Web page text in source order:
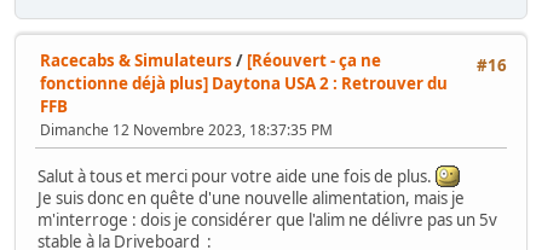
#16
Racecabs & Simulateurs / [Réouvert - ça ne
fonctionne déjà plus] Daytona USA 2 : Retrouver du
FFB
Dimanche 12 Novembre 2023, 18:37:35 PM
Salut à tous et merci pour votre aide une fois de plus.
Je suis donc en quête d'une nouvelle alimentation, mais je
m'interroge : dois je considérer que l'alim ne délivre pas un 5v
stable à la Driveboard :